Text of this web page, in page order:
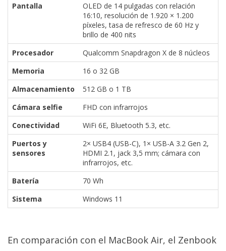
Pantalla
OLED de 14 pulgadas con relación
16:10, resolución de 1.920 × 1.200
píxeles, tasa de refresco de 60 Hz y
brillo de 400 nits
Procesador
Qualcomm Snapdragon X de 8 núcleos
Memoria
16 o 32 GB
Almacenamiento
512 GB o 1 TB
Cámara selfie
FHD con infrarrojos
Conectividad
WiFi 6E, Bluetooth 5.3, etc.
Puertos y
sensores
2× USB4 (USB-C), 1× USB-A 3.2 Gen 2,
HDMI 2.1, jack 3,5 mm; cámara con
infrarrojos, etc.
Batería
70 Wh
Sistema
Windows 11
En comparación con el MacBook Air, el Zenbook